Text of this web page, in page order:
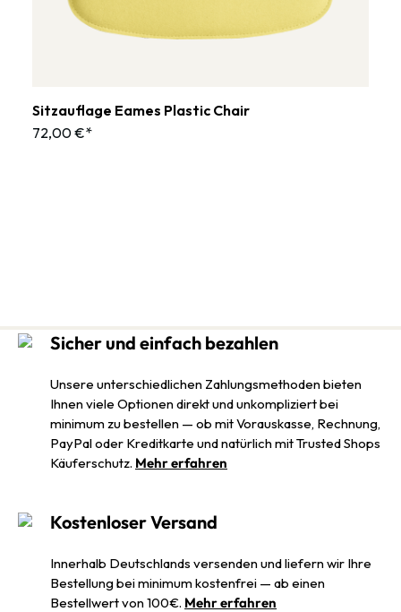
Sitzauflage Eames Plastic Chair
72,00 €*
Sicher und einfach bezahlen
Unsere unterschiedlichen Zahlungsmethoden bieten
Ihnen viele Optionen direkt und unkompliziert bei
minimum zu bestellen — ob mit Vorauskasse, Rechnung,
PayPal oder Kreditkarte und natürlich mit Trusted Shops
Käuferschutz. Mehr erfahren
Kostenloser Versand
Innerhalb Deutschlands versenden und liefern wir Ihre
Bestellung bei minimum kostenfrei — ab einen
Bestellwert von 100€. Mehr erfahren